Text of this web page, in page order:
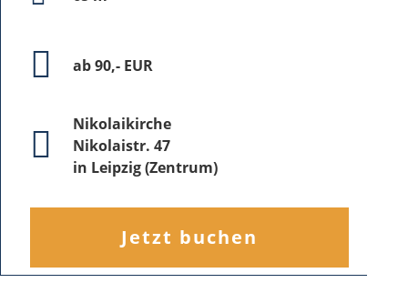
ab 90,- EUR
Nikolaikirche
Nikolaistr. 47
in Leipzig (Zentrum)
Jetzt buchen